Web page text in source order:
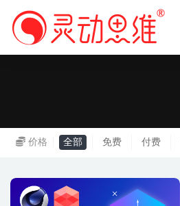
价格 全部 免费 付费